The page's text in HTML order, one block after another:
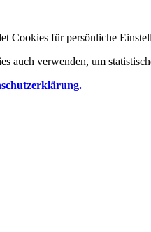
Cookies für persönliche
auch verwenden, um